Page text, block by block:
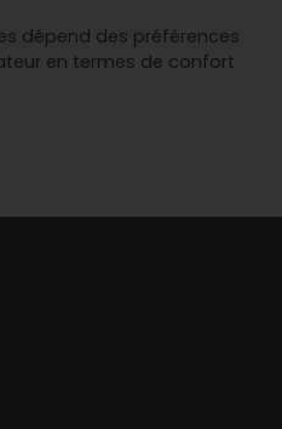
dépend des préférences
en termes de confort